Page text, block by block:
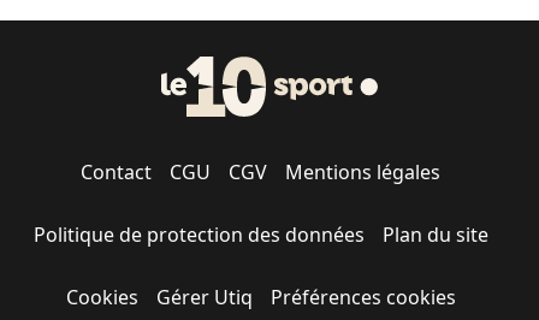
Contact CGU CGV Mentions légales
Politique de protection des données Plan du site
Cookies Gérer Utiq Préférences cookies